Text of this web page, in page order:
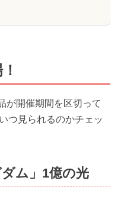
が開催期間を区切って
つ見られるのかチェッ
ム」1億の光